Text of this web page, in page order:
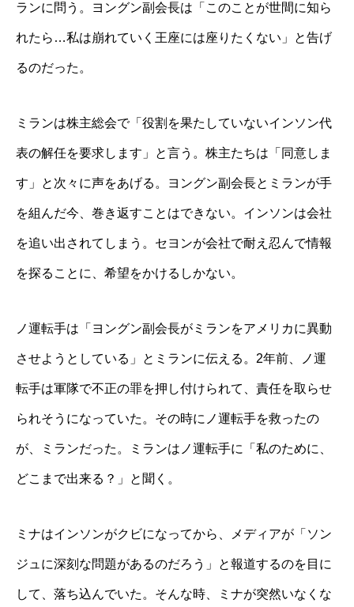
ランに問う。ヨングン副会長は「このことが世間に知ら
れたら…私は崩れていく王座には座りたくない」と告げ
るのだった。
ミランは株主総会で「役割を果たしていないインソン代
表の解任を要求します」と言う。株主たちは「同意しま
す」と次々に声をあげる。ヨングン副会長とミランが手
を組んだ今、巻き返すことはできない。インソンは会社
を追い出されてしまう。セヨンが会社で耐え忍んで情報
を探ることに、希望をかけるしかない。
ノ運転手は「ヨングン副会長がミランをアメリカに異動
させようとしている」とミランに伝える。2年前、ノ運
転手は軍隊で不正の罪を押し付けられて、責任を取らせ
られそうになっていた。その時にノ運転手を救ったの
が、ミランだった。ミランはノ運転手に「私のために、
どこまで出来る？」と聞く。
ミナはインソンがクビになってから、メディアが「ソン
ジュに深刻な問題があるのだろう」と報道するのを目に
して、落ち込んでいた。そんな時、ミナが突然いなくな